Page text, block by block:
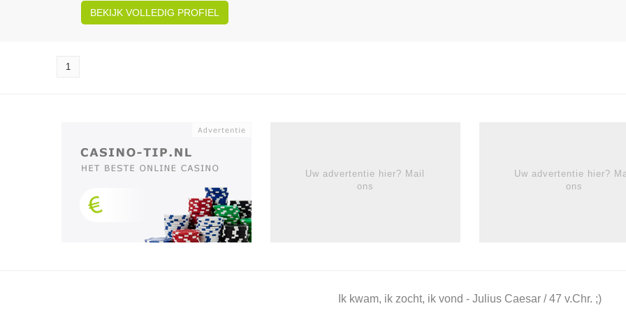
BEKIJK VOLLEDIG PROFIEL
1
Uw advertentie hier? Mail
ons
Uw advertentie hier?
ons
Ik kwam, ik zocht, ik vond - Julius Caesar / 47 v.Chr. ;)